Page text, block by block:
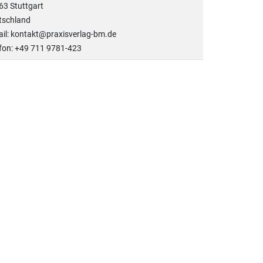
Stuttgart
kontakt@praxisverlag-bm.de
+49 711 9781-423